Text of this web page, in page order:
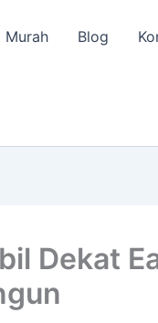
Murah Blog
Dekat